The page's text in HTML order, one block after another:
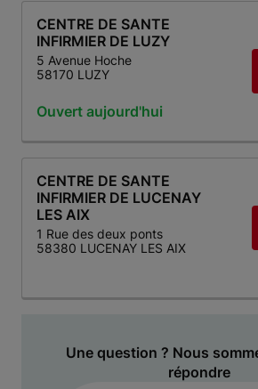
CENTRE DE SANTE
INFIRMIER DE LUZY
5 Avenue Hoche
58170 LUZY
Ouvert aujourd'hui
CENTRE DE SANTE
INFIRMIER DE LUCENAY
LES AIX
1 Rue des deux ponts
58380 LUCENAY LES AIX
Une question ? Nous
répondre